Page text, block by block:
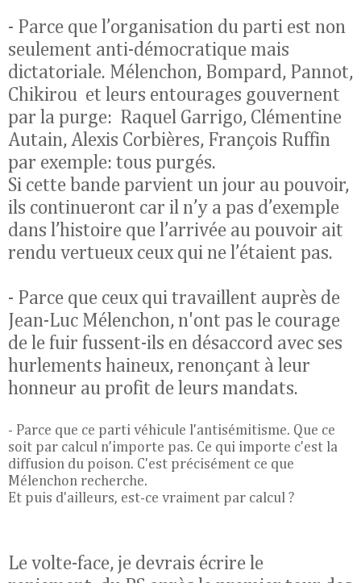
- Parce que l’organisation du parti est non
seulement anti-démocratique mais
dictatoriale. Mélenchon, Bompard, Pannot,
Chikirou et leurs entourages gouvernent
par la purge: Raquel Garrigo, Clémentine
Autain, Alexis Corbières, François Ruffin
par exemple: tous purgés.
Si cette bande parvient un jour au pouvoir,
ils continueront car il n’y a pas d’exemple
dans l’histoire que l’arrivée au pouvoir ait
rendu vertueux ceux qui ne l’étaient pas.
- Parce que ceux qui travaillent auprès de
Jean-Luc Mélenchon, n'ont pas le courage
de le fuir fussent-ils en désaccord avec ses
hurlements haineux, renonçant à leur
honneur au profit de leurs mandats.
- Parce que ce parti véhicule l'antisémitisme. Que ce
soit par calcul n’importe pas. Ce qui importe c'est la
diffusion du poison. C'est précisément ce que
Mélenchon recherche.
Et puis d'ailleurs, est-ce vraiment par calcul ?
Le volte-face, je devrais écrire le